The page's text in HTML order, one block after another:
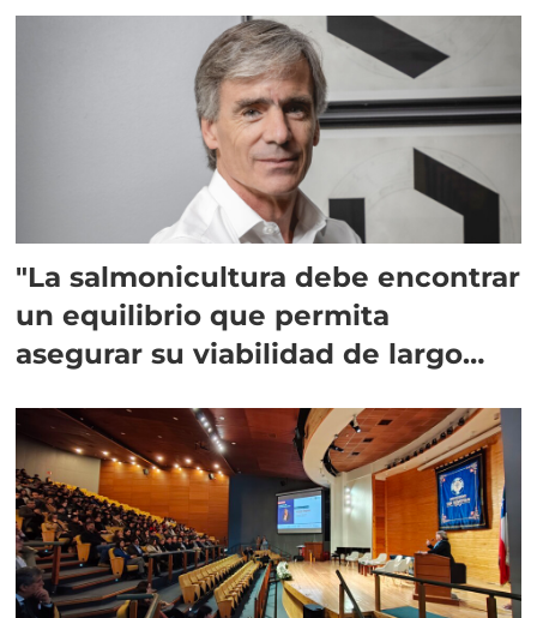
"La salmonicultura debe encontrar
un equilibrio que permita
asegurar su viabilidad de largo